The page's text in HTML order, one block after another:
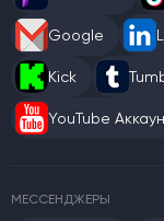
Google
Kick
YouTube
МЕССЕНДЖЕРЫ